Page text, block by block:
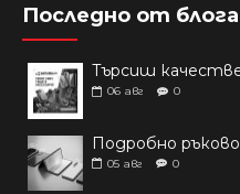
Последно от блога
06 авг 0
05 авг 0